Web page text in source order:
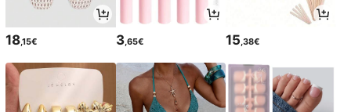
18,15€ 3,65€ 15,38€